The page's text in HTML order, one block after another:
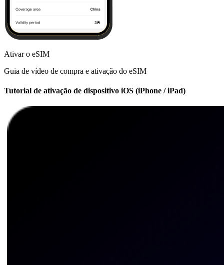
Ativar o eSIM
Guia de vídeo de compra e ativação do eSIM
Tutorial de ativação de dispositivo iOS (iPhone / iPad)